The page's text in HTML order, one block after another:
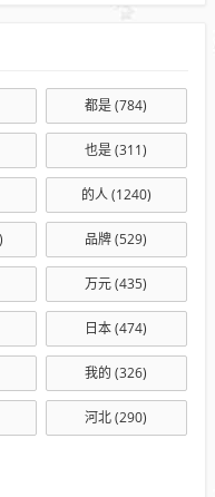
都是(784)
也是(311)
的人(1240)
品牌(529)
万元(435)
日本(474)
我的 (326)
河北(290)